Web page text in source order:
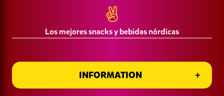
Los mejores snacks y bebidas nórdicas
INFORMATION
CIF: B16445959 Namn: Goodies Corner SL
Términos y Condiciones de Compra